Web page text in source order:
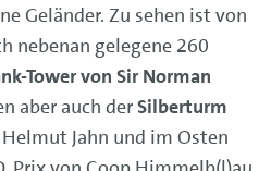
Geländer. Zu sehen ist von
nebenan gelegene 260
Tower von Sir Norman
aber auch derSilberturm
Jahn und im Osten